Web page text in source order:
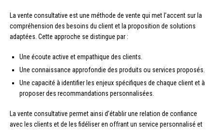
La vente consultative est une méthode de vente qui met l’accent sur la
compréhension des besoins du client et la proposition de solutions
adaptées. Cette approche se distingue par :
Une écoute active et empathique des clients.
Une connaissance approfondie des produits ou services proposés.
Une capacité à identifier les enjeux spécifiques de chaque client et à
proposer des recommandations personnalisées.
La vente consultative permet ainsi d’établir une relation de confiance
avec les clients et de les fidéliser en offrant un service personnalisé et